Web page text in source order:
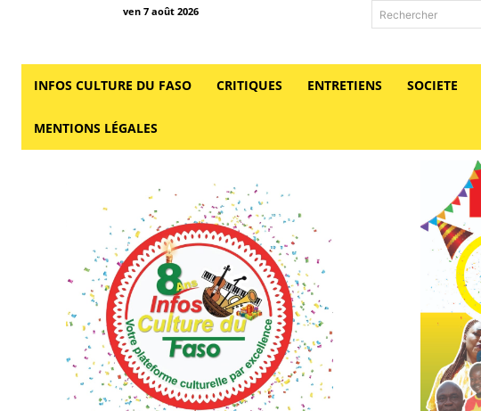
ven 7 août 2026 Rechercher
INFOS CULTURE DU FASO CRITIQUES ENTRETIENS SOCIETE
MENTIONS LÉGALES